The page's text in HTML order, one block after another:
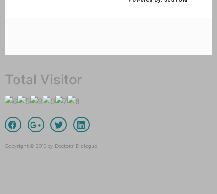
Total Visitor
Copyright © 2019 by Doctors’ Dialogue